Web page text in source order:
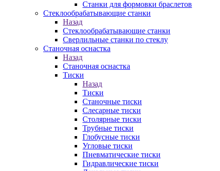
Станки для формовки браслетов
Стеклообрабатывающие станки
Назад
Стеклообрабатывающие станки
Сверлильные станки по стеклу
Станочная оснастка
Назад
Станочная оснастка
Тиски
Назад
Тиски
Станочные тиски
Слесарные тиски
Столярные тиски
Трубные тиски
Глобусные тиски
Угловые тиски
Пневматические тиски
Гидравлические тиски